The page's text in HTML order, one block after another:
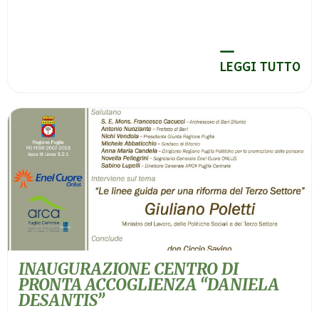
LEGGI TUTTO
INAUGURAZIONE CENTRO DI
PRONTA ACCOGLIENZA “DANIELA
DESANTIS”